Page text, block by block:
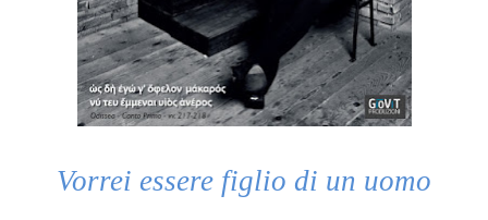
Vorrei essere figlio di un uomo